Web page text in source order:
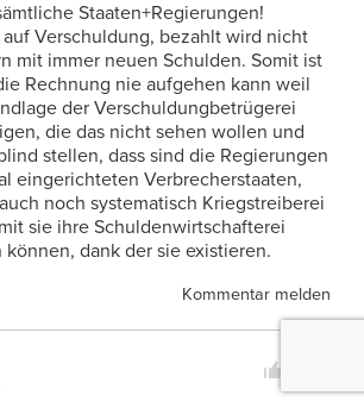
Staaten+Regierungen!
Verschuldung, bezahlt wird nicht
mit immer neuen Schulden. Somit ist
Rechnung nie aufgehen kann weil
der Verschuldungbetrügerei
die das nicht sehen wollen und
stellen, dass sind die Regierungen
eingerichteten Verbrecherstaaten,
noch systematisch Kriegstreiberei
sie ihre Schuldenwirtschafterei
dank der sie existieren.
Kommentar melden